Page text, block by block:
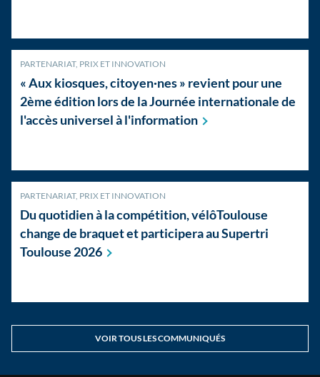
PARTENARIAT, PRIX ET INNOVATION
« Aux kiosques, citoyen·nes » revient pour une
2ème édition lors de la Journée internationale de
l'accès universel àl'information
PARTENARIAT, PRIX ET INNOVATION
Du quotidien à la compétition, vélôToulouse
change de braquet et participera au Supertri
Toulouse 2026
VOIR TOUS LES COMMUNIQUÉS